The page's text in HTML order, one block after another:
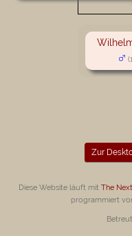
Zur
Diese Website läuft mit The
programmiert